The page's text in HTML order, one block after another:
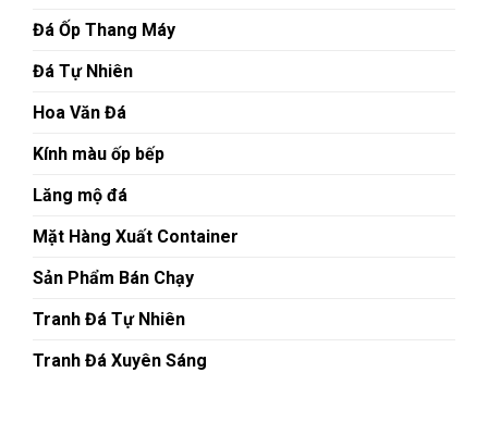
Đá Ốp Thang Máy
Đá Tự Nhiên
Hoa Văn Đá
Kính màu ốp bếp
Lăng mộ đá
Mặt Hàng Xuất Container
Sản Phẩm Bán Chạy
Tranh Đá Tự Nhiên
Tranh Đá Xuyên Sáng